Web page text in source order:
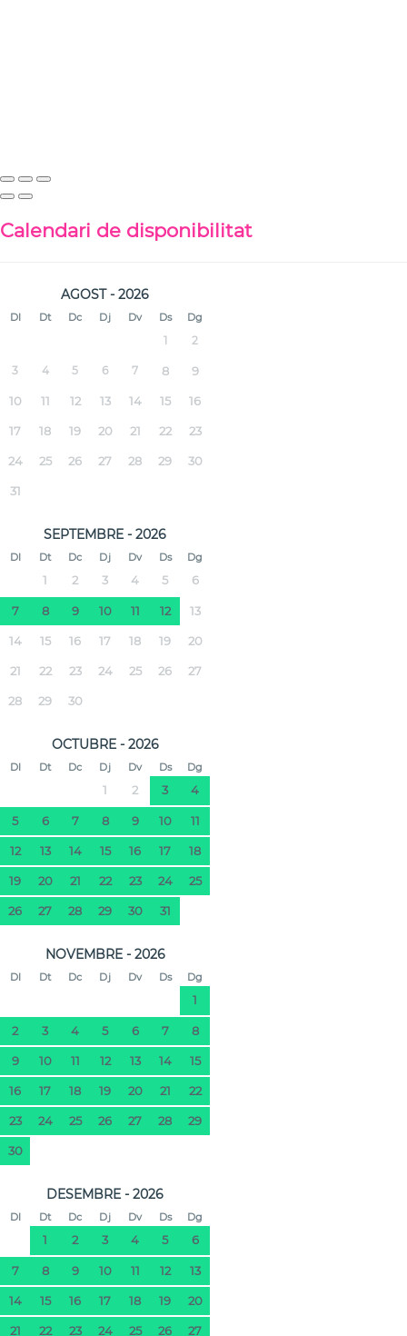
Calendari de disponibilitat
AGOST - 2026
Dl Dt Dc Dj Dv Ds Dg
1 2
3 4 5 6 7 8 9
10 11 12 13 14 15 16
17 18 19 20 21 22 23
24 25 26 27 28 29 30
31
SEPTEMBRE - 2026
Dl Dt Dc Dj Dv Ds Dg
1 2 3 4 5 6
7 8 9 10 11 12 13
14 15 16 17 18 19 20
21 22 23 24 25 26 27
28 29 30
OCTUBRE - 2026
Dl Dt Dc Dj Dv Ds Dg
1 2 3 4
5 6 7 8 9 10 11
12 13 14 15 16 17 18
19 20 21 22 23 24 25
26 27 28 29 30 31
NOVEMBRE - 2026
Dl Dt Dc Dj Dv Ds Dg
1
2 3 4 5 6 7 8
9 10 11 12 13 14 15
16 17 18 19 20 21 22
23 24 25 26 27 28 29
30
DESEMBRE - 2026
Dl Dt Dc Dj Dv Ds Dg
1 2 3 4 5 6
7 8 9 10 11 12 13
14 15 16 17 18 19 20
21 22 23 24 25 26 27